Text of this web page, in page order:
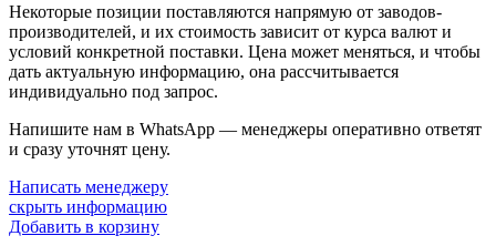
Некоторые позиции поставляются напрямую от заводов-
производителей, и их стоимость зависит от курса валют и
условий конкретной поставки. Цена может меняться, и чтобы
дать актуальную информацию, она рассчитывается
индивидуально под запрос.
Напишите нам в WhatsApp — менеджеры оперативно ответят
и сразу уточнят цену.
Написать менеджеру
скрыть информацию
Добавить в корзину